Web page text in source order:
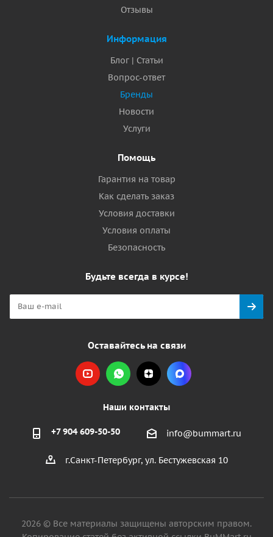
Отзывы
Информация
Блог | Статьи
Вопрос-ответ
Бренды
Новости
Услуги
Помощь
Гарантия на товар
Как сделать заказ
Условия доставки
Условия оплаты
Безопасность
Будьте всегда в курсе!
Оставайтесь на связи
Наши контакты
+7 904 609-50-50 info@bummart.ru
г.Санкт-Петербург, ул. Бестужевская 10
2026 © Все материалы защищены авторским правом.